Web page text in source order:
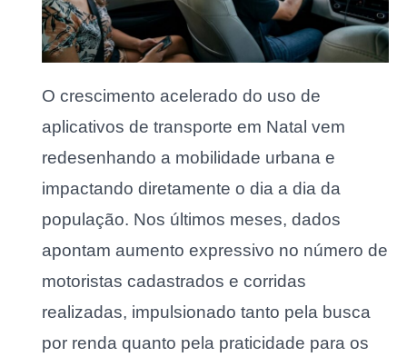
O crescimento acelerado do uso de
aplicativos de transporte em Natal vem
redesenhando a mobilidade urbana e
impactando diretamente o dia a dia da
população. Nos últimos meses, dados
apontam aumento expressivo no número de
motoristas cadastrados e corridas
realizadas, impulsionado tanto pela busca
por renda quanto pela praticidade para os